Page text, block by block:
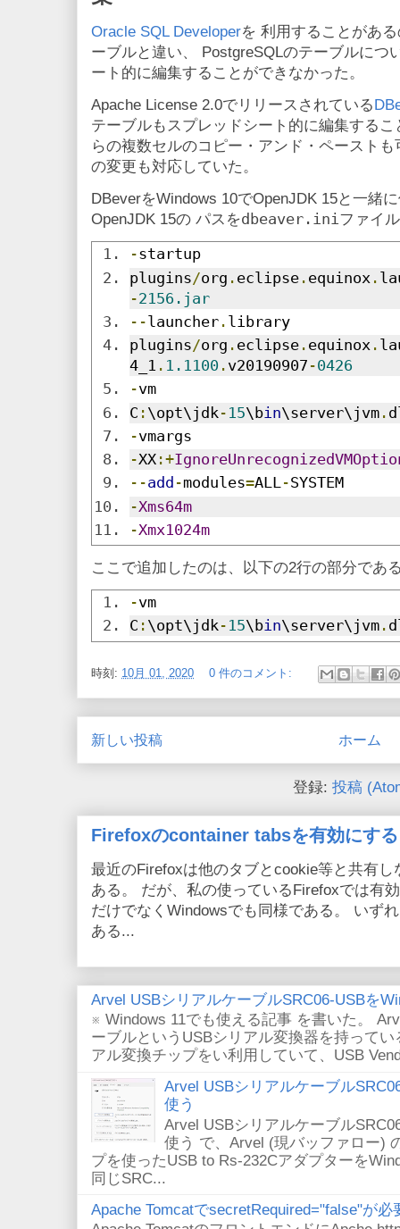
Oracle SQL Developerを 利用することがあ
ーブルと違い、 PostgreSQLのテーブルにつ
ート的に編集することができなかった。
Apache License 2.0でリリースされている
テーブルもスプレッドシート的に編集する
らの複数セルのコピー・アンド・ペースト
の変更も対応していた。
DBeverをWindows 10でOpenJDK 15と一緒
OpenJDK 15の パスをdbeaver.iniファイ
-startup
plugins/org . eclipse . equinox .
-2156.jar
--launcher . library
plugins/org . eclipse . equinox .
4_1 . 1.1100 . v20190907 -0426
-vm
C : \opt\jdk - 15\bin\server\jvm .
-vmargs
-XX :+
--add -modules=ALL-SYSTEM
-Xms64m
-Xmx1024m
ここで追加したのは、以下の2行の部分であ
-vm
C : \opt\jdk- 15\bin\server\jvm .
時刻: 10月 01, 2020 0 件のコメント:
新しい投稿 ホーム
登録: 投稿
Firefoxのcontainer tabsを有効にする
最近のFirefoxは他のタブとcookie等と共有
ある。 だが、私の使っているFirefoxでは有
だけでなくWindowsでも同様である。 いず
ある...
Arvel USBシリアルケーブルSRC06-USBを
※ Windows 11でも使える記事 を書いた。
ーブルというUSBシリアル変換器を持って
アル変換チップをい利用していて、USB
Arvel USBシリアルケーブル
使う
Arvel USBシリアルケーブル
使う で、Arvel (現バッファロー)
プを使ったUSB to Rs-232Cアダプターを
同じSRC...
Apache TomcatでsecretRequired="false"が必